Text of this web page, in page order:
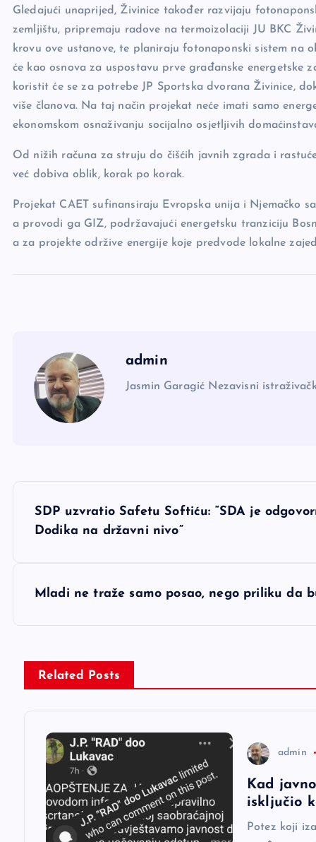
Gledajući unaprijed, Živinice također razvijaju
zemljištu, pripremaju radove na termoizolaciji JU BKC
krovu ove ustanove, te planiraju fotonaponski sistem na
će kao osnova za uspostavu prve građanske energetske
koristit će se za potrebe JP Sportska dvorana Živinice,
više članova. Na taj način projekat neće imati samo
ekonomskom osnaživanju socijalno osjetljivih
Od nižih računa za struju do čišćih javnih zgrada i
već dobiva oblik, korak po korak.
Projekat CAET sufinansiraju Evropska unija i Njemačko
a provodi ga GIZ, podržavajući energetsku tranziciju
a za projekte održive energije koje predvode lokalne
admin
Jasmin Garagić Nezavisni
N
g
a
SDP uzvratio Safetu Softiću: “SDA je
Dodika na državni nivo”
Mladi ne traže samo posao, nego priliku da
Related Posts
admin
Kad
isključio
Potez koji